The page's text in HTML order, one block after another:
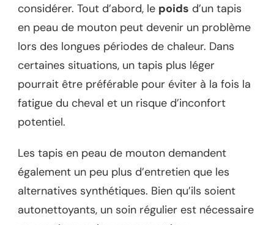
considérer. Tout d’abord, le poids d’un tapis
en peau de mouton peut devenir un problème
lors des longues périodes de chaleur. Dans
certaines situations, un tapis plus léger
pourrait être préférable pour éviter à la fois la
fatigue du cheval et un risque d’inconfort
potentiel.
Les tapis en peau de mouton demandent
également un peu plus d’entretien que les
alternatives synthétiques. Bien qu’ils soient
autonettoyants, un soin régulier est nécessaire